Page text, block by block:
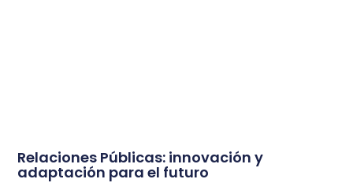
Relaciones Públicas: innovación y
adaptación para el futuro